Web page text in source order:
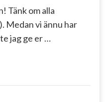
Tänk om alla
Medan vi ännu har
jag ge er …